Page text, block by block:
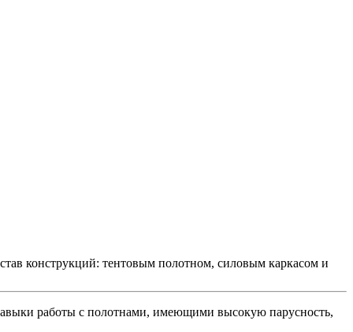
конструкций: тентовым полотном, силовым каркасом и
работы с полотнами, имеющими высокую парусность,